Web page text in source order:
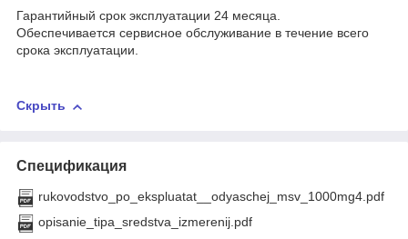
Гарантийный срок эксплуатации 24 месяца.
Обеспечивается сервисное обслуживание в течение всего
срока эксплуатации.
Скрыть
Спецификация
rukovodstvo_po_ekspluatat__odyaschej_msv_1000mg4.pdf
opisanie_tipa_sredstva_izmerenij.pdf